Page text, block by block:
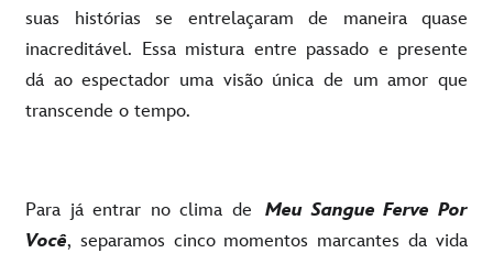
suas histórias se entrelaçaram de maneira quase
inacreditável. Essa mistura entre passado e presente
dá ao espectador uma visão única de um amor que
transcende o tempo.
Para já entrar no clima de
Meu Sangue Ferve Por
Você, separamos cinco momentos marcantes da vida